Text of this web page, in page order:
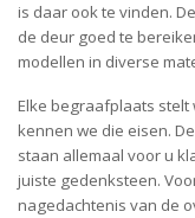
is daar ook te vinden.
de deur goed te
modellen in diverse
Elke begraafplaats stelt
kennen we die eisen.
staan allemaal voor u
juiste gedenksteen.
nagedachtenis van de